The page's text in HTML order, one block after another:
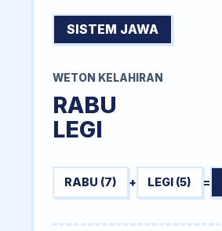
SISTEM JAWA
WETON KELAHIRAN
RABU
LEGI
RABU (7) + LEGI (5) =